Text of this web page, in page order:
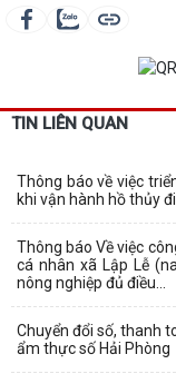
TIN LIÊN QUAN
Thông báo về việc
khi vận hành hồ thủy
Thông báo Về việc
cá nhân xã Lập Lễ
nông nghiệp đủ điều...
Chuyển đổi số, thanh
ẩm thực số Hải Phòng